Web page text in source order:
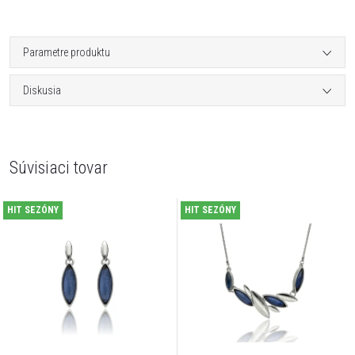
Parametre produktu
Diskusia
Súvisiaci tovar
HIT SEZÓNY HIT SEZÓNY